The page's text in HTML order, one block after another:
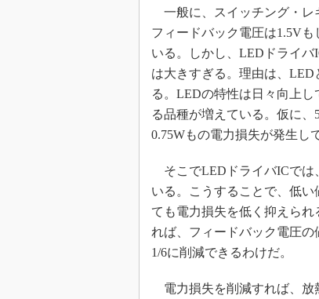
一般に、スイッチング・レ
フィードバック電圧は1.5Vも
いる。しかし、LEDドライ
は大きすぎる。理由は、
る。LEDの特性は日々向上
る品種が増えている。仮に
0.75Wもの電力損失が発生し
そこでLEDドライバICでは
いる。こうすることで、低
ても電力損失を低く抑えら
れば、フィードバック電圧
1/6に削減できるわけだ。
電力損失を削減すれば、放